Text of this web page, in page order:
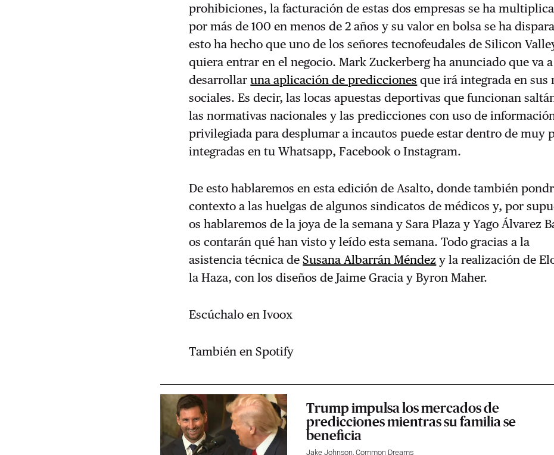
prohibiciones, la facturación de estas dos empresas se ha
por más de 100 en menos de 2 años y su valor en bolsa se ha
esto ha hecho que uno de los señores tecnofeudales de Silicon
quiera entrar en el negocio. Mark Zuckerberg ha anunciado que va a
desarrollaruna aplicación de predicciones que irá integrada en sus
sociales. Es decir, las locas apuestas deportivas que funcionan
las normativas nacionales y las predicciones con uso de
privilegiada para desplumar a incautos puede estar dentro de muy
integradas en tu Whatsapp, Facebook o Instagram.
De esto hablaremos en esta edición de Asalto, donde también
contexto a las huelgas de algunos sindicatos de médicos y, por
os hablaremos de la joya de la semana y Sara Plaza y Yago Álvarez
os contarán qué han visto y leído esta semana. Todo gracias a la
asistencia técnica deSusana Albarrán Méndez y la realización de
la Haza, con los diseños de Jaime Gracia y Byron Maher.
Escúchalo en Ivoox
También en Spotify
Trump impulsa los mercados de
predicciones mientras su familia se
beneficia
Jake Johnson,Common Dreams